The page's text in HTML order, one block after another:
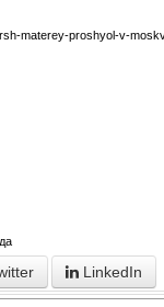
materey-proshyol-v-
LinkedIn